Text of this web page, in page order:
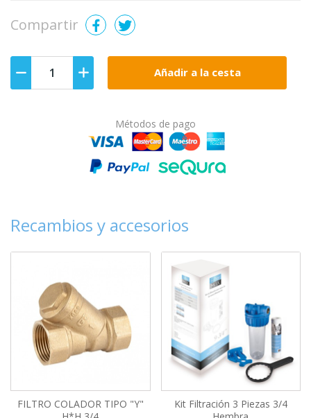
Compartir
Añadir a la cesta
Métodos de pago
Recambios y accesorios
FILTRO COLADOR TIPO "Y"
Kit Filtración 3 Piezas 3/4